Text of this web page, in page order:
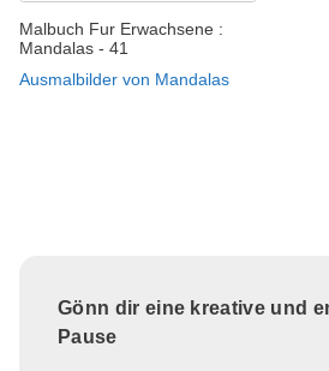
Malbuch Fur Erwachsene :
Mandalas - 41
Ausmalbilder von Mandalas
Gönn dir eine kreative und
Pause